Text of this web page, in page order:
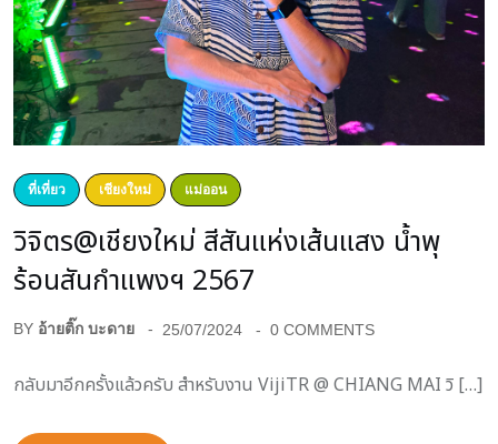
ที่เที่ยว เชียงใหม่ แม่ออน
วิจิตร@เชียงใหม่ สีสันแห่งเส้นแสง น้ำพุ
ร้อนสันกำแพงฯ 2567
BY อ้ายติ๊ก บะดาย 25/07/2024 0 COMMENTS
กลับมาอีกครั้งแล้วครับ สำหรับงาน VijiTR @ CHIANG MAI วิ […]